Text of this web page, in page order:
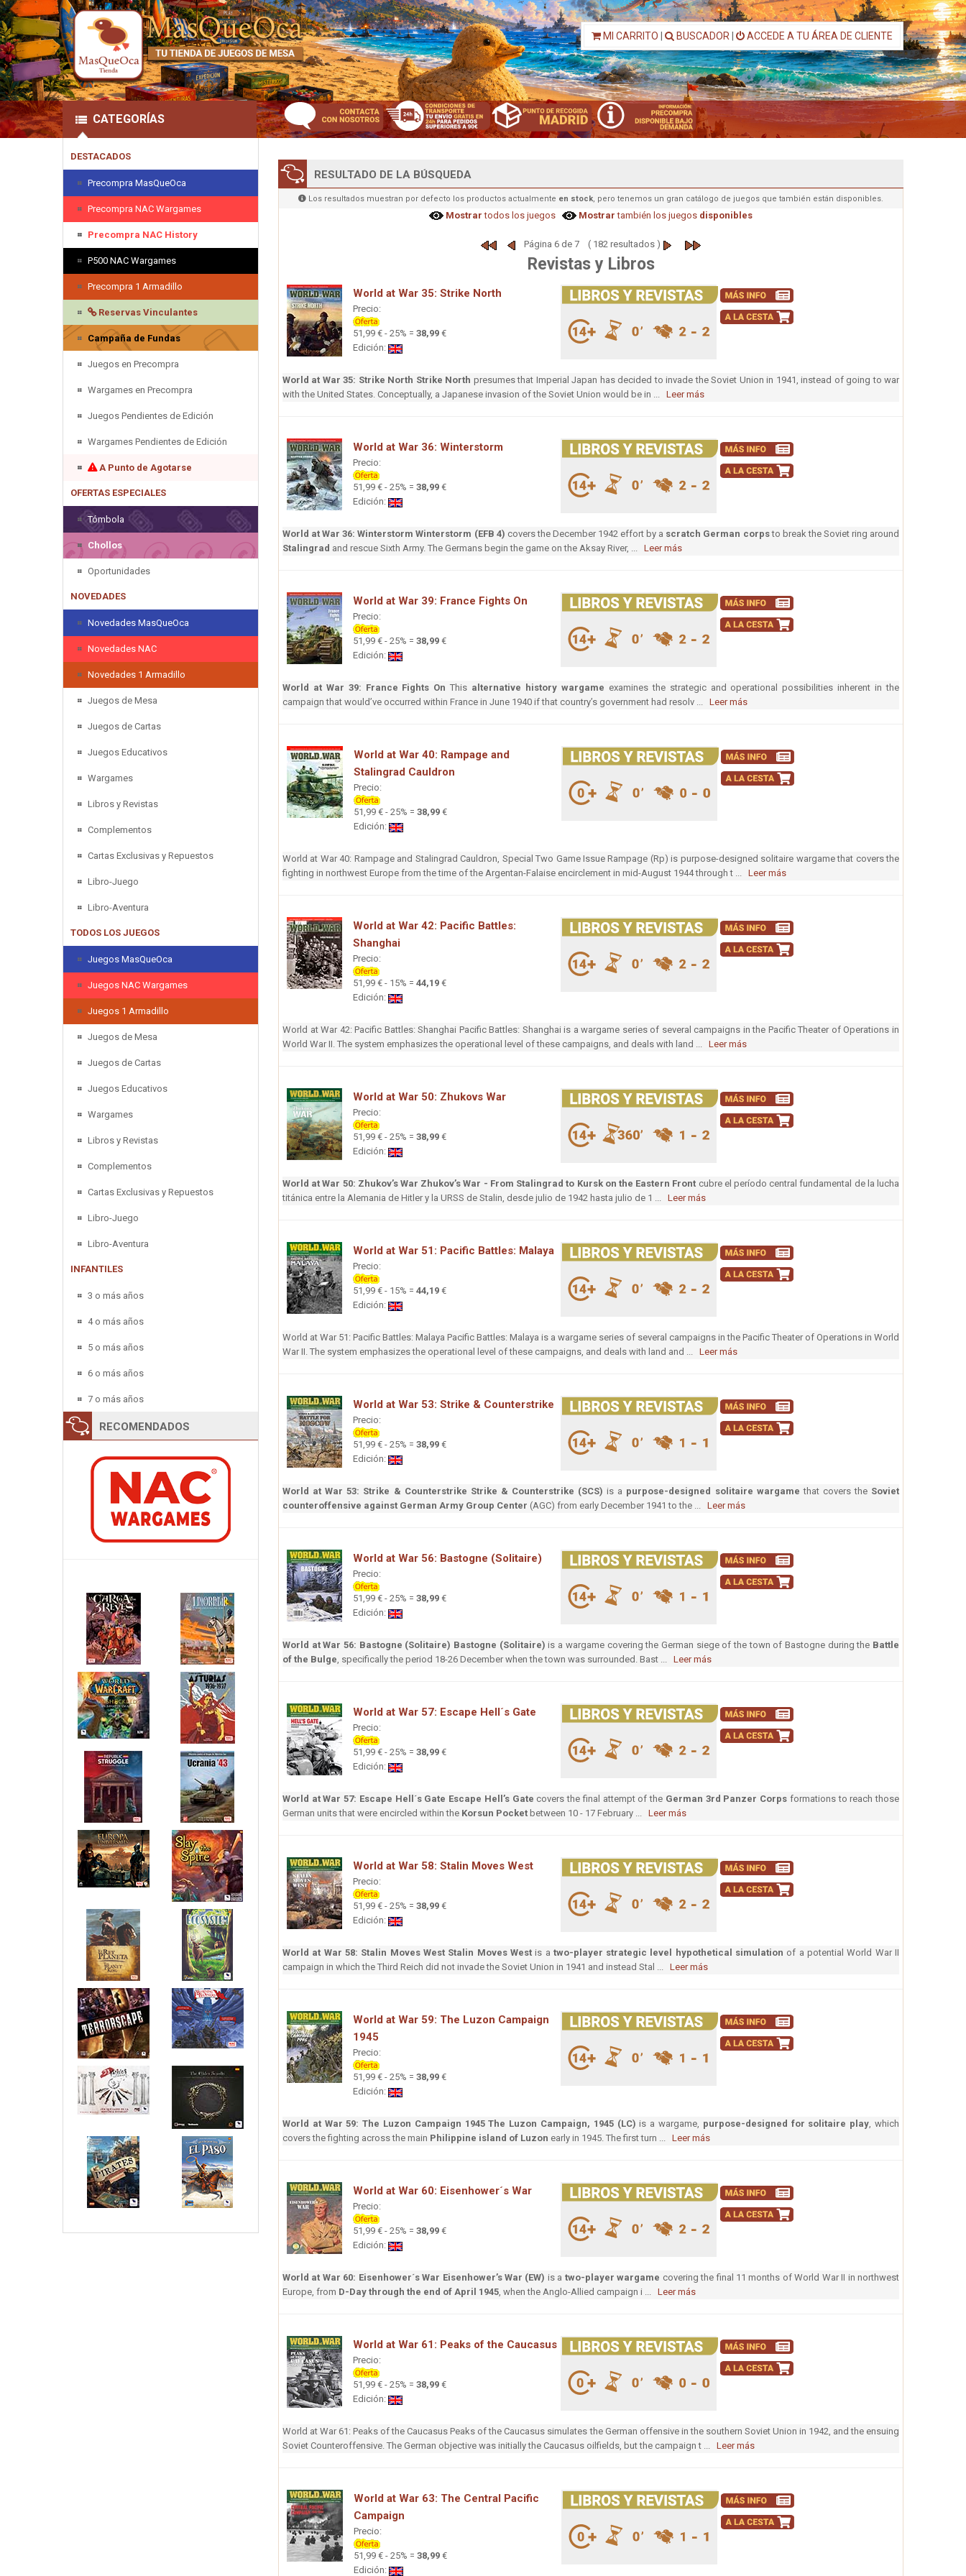
MI CARRITO BUSCADOR ACCEDE A TU ÁREA DE CLIENTE
CATEGORÍAS
DESTACADOS
Precompra MasQueOca
Precompra NAC Wargames
Precompra NAC History
P500 NAC Wargames
Precompra 1 Armadillo
Reservas Vinculantes
Campaña de Fundas
Juegos en Precompra
Wargames en Precompra
Juegos Pendientes de Edición
Wargames Pendientes de Edición
A Punto de Agotarse
OFERTAS ESPECIALES
Tómbola
Chollos
Oportunidades
NOVEDADES
Novedades MasQueOca
Novedades NAC
Novedades 1 Armadillo
Juegos de Mesa
Juegos de Cartas
Juegos Educativos
Wargames
Libros y Revistas
Complementos
Cartas Exclusivas y Repuestos
Libro-Juego
Libro-Aventura
TODOS LOS JUEGOS
Juegos MasQueOca
Juegos NAC Wargames
Juegos 1 Armadillo
Juegos de Mesa
Juegos de Cartas
Juegos Educativos
Wargames
Libros y Revistas
Complementos
Cartas Exclusivas y Repuestos
Libro-Juego
Libro-Aventura
INFANTILES
3 o más años
4 o más años
5 o más años
6 o más años
7 o más años
RECOMENDADOS
RESULTADO DE LA BÚSQUEDA
Los resultados muestran por defecto los productos actualmente en stock, pero tenemos un gran catálogo de juegos que también están disponibles.
Mostrar todos los juegos Mostrar también los juegos disponibles
Página 6 de 7 ( 182 resultados )
Revistas y Libros
World at War 35: Strike North
Precio:
51,99 € - 25% = 38,99 €
Edición:
World at War 35: Strike North Strike North presumes that Imperial Japan has decided to invade the Soviet Union in 1941, instead of going to war
with the United States. Conceptually, a Japanese invasion of the Soviet Union would be in ... Leer más
World at War 36: Winterstorm
Precio:
51,99 € - 25% = 38,99 €
Edición:
World at War 36: Winterstorm Winterstorm (EFB 4) covers the December 1942 effort by a scratch German corpsto break the Soviet ring around
Stalingrad and rescue Sixth Army. The Germans begin the game on the Aksay River, ... Leer más
World at War 39: France Fights On
Precio:
51,99 € - 25% = 38,99 €
Edición:
World at War 39: France Fights On This alternative history wargame examines the strategic and operational possibilities inherent in the
campaign that would’ve occurred within France in June 1940 if that country’s government had resolv ... Leer más
World at War 40: Rampage and
Stalingrad Cauldron
Precio:
51,99 € - 25% = 38,99 €
Edición:
World at War 40: Rampage and Stalingrad Cauldron, Special Two Game Issue Rampage (Rp) is purpose-designed solitaire wargame that covers the
fighting in northwest Europe from the time of the Argentan-Falaise encirclement in mid-August 1944 through t ... Leer más
World at War 42: Pacific Battles:
Shanghai
Precio:
51,99 € - 15% = 44,19 €
Edición:
World at War 42: Pacific Battles: Shanghai Pacific Battles: Shanghai is a wargame series of several campaigns in the Pacific Theater of Operations in
World War II. The system emphasizes the operational level of these campaigns, and deals with land ... Leer más
World at War 50: Zhukovs War
Precio:
51,99 € - 25% = 38,99 €
Edición:
World at War 50: Zhukov’s War Zhukov’s War - From Stalingrad to Kursk on the Eastern Front cubre el período central fundamental de la lucha
titánica entre la Alemania de Hitler y la URSS de Stalin, desde julio de 1942 hasta julio de 1 ... Leer más
World at War 51: Pacific Battles: Malaya
Precio:
51,99 € - 15% = 44,19 €
Edición:
World at War 51: Pacific Battles: Malaya Pacific Battles: Malaya is a wargame series of several campaigns in the Pacific Theater of Operations in World
War II. The system emphasizes the operational level of these campaigns, and deals with land and ... Leer más
World at War 53: Strike & Counterstrike
Precio:
51,99 € - 25% = 38,99 €
Edición:
World at War 53: Strike & Counterstrike Strike & Counterstrike (SCS) is a purpose-designed solitaire wargame that covers the Soviet
counteroffensive against German Army Group Center (AGC) from early December 1941 to the ... Leer más
World at War 56: Bastogne (Solitaire)
Precio:
51,99 € - 25% = 38,99 €
Edición:
World at War 56: Bastogne (Solitaire) Bastogne (Solitaire) is a wargame covering the German siege of the town of Bastogne during the Battle
of the Bulge, specifically the period 18-26 December when the town was surrounded. Bast ... Leer más
World at War 57: Escape Hell´s Gate
Precio:
51,99 € - 25% = 38,99 €
Edición:
World at War 57: Escape Hell´s Gate Escape Hell’s Gate covers the final attempt of the German 3rd Panzer Corps formations to reach those
German units that were encircled within the Korsun Pocket between 10 - 17 February ... Leer más
World at War 58: Stalin Moves West
Precio:
51,99 € - 25% = 38,99 €
Edición:
World at War 58: Stalin Moves West Stalin Moves Westis a two-player strategic level hypothetical simulation of a potential World War II
campaign in which the Third Reich did not invade the Soviet Union in 1941 and instead Stal ... Leer más
World at War 59: The Luzon Campaign
1945
Precio:
51,99 € - 25% = 38,99 €
Edición:
World at War 59: The Luzon Campaign 1945 The Luzon Campaign, 1945 (LC) is a wargame, purpose-designed for solitaire play, which
covers the fighting across the main Philippine island of Luzon early in 1945. The first turn ... Leer más
World at War 60: Eisenhower´s War
Precio:
51,99 € - 25% = 38,99 €
Edición:
World at War 60: Eisenhower´s War Eisenhower’s War (EW) is a two-player wargame covering the final 11 months of World War II in northwest
Europe, from D-Day through the end of April 1945, when the Anglo-Allied campaign i ... Leer más
World at War 61: Peaks of the Caucasus
Precio:
51,99 € - 25% = 38,99 €
Edición:
World at War 61: Peaks of the Caucasus Peaks of the Caucasus simulates the German offensive in the southern Soviet Union in 1942, and the ensuing
Soviet Counteroffensive. The German objective was initially the Caucasus oilfields, but the campaign t ... Leer más
World at War 63: The Central Pacific
Campaign
Precio:
51,99 € - 25% = 38,99 €
Edición: